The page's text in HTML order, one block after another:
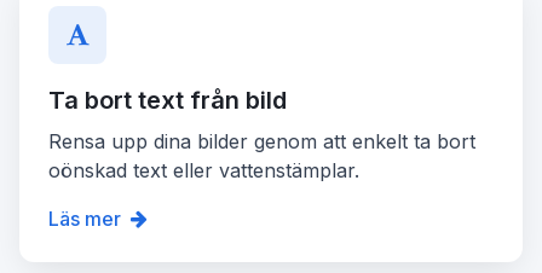
Ta bort text från bild
Rensa upp dina bilder genom att enkelt ta bort
oönskad text eller vattenstämplar.
Läs mer